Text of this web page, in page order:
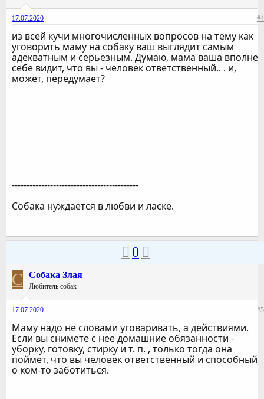
17.07.2020 #4
из всей кучи многочисленных вопросов на тему как
уговорить маму на собаку ваш выглядит самым
адекватным и серьезным. Думаю, мама ваша вполне
себе видит, что вы - человек ответственный.. . и,
может, передумает?
-------------------------------------------
Собака нуждается в любви и ласке.
0
С Собака Злая
Любитель собак
17.07.2020 #5
Маму надо не словами уговаривать, а действиями.
Если вы снимете с нее домашние обязанности -
уборку, готовку, стирку и т. п. , только тогда она
поймет, что вы человек ответственный и способный
о ком-то заботиться.